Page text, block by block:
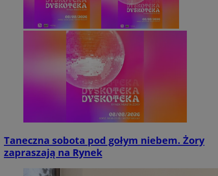
Taneczna sobota pod gołym niebem. Żory
zapraszają na Rynek